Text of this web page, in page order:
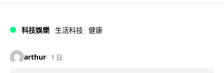
科技娛樂 生活科技 健康
arthur 1 日